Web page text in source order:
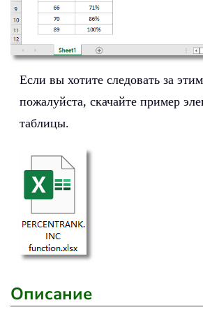
Если вы хотите следовать за
пожалуйста, скачайте пример
таблицы.
Описание